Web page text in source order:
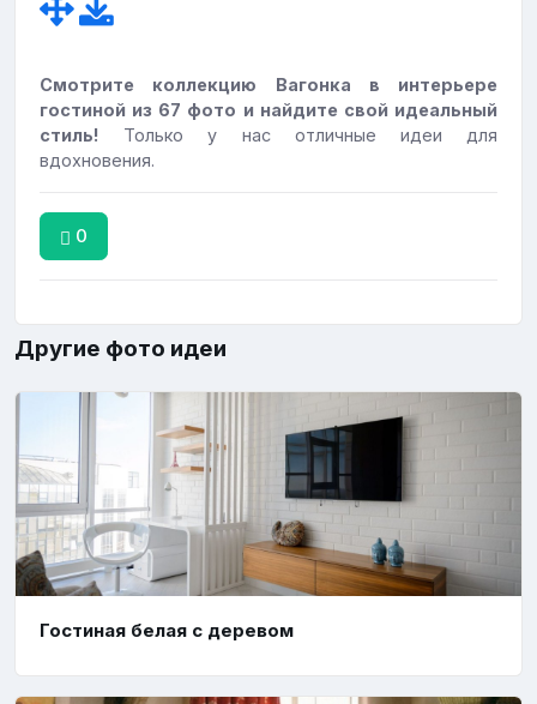
Смотрите коллекцию Вагонка в интерьере
гостиной из 67 фото и найдите свой идеальный
стиль!
Только у нас отличные идеи для
вдохновения.
0
Другие фото идеи
Гостиная белая с деревом